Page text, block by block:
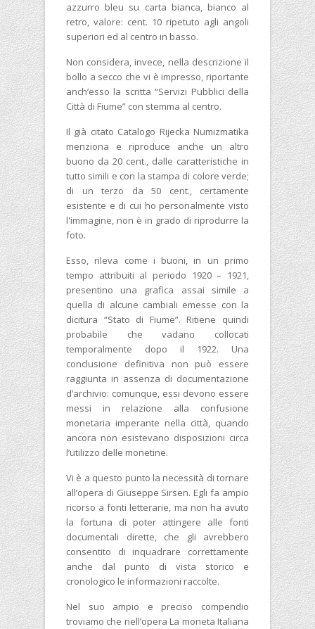
azzurro bleu su carta bianca, bianco al
retro, valore: cent. 10 ripetuto agli angoli
superiori ed al centro in basso.
Non considera, invece, nella descrizione il
bollo a secco che vi è impresso, riportante
anch’esso la scritta “Servizi Pubblici della
Città di Fiume” con stemma al centro.
Il già citato Catalogo Rijecka Numizmatika
menziona e riproduce anche un altro
buono da 20 cent., dalle caratteristiche in
tutto simili e con la stampa di colore verde;
di un terzo da 50 cent., certamente
esistente e di cui ho personalmente visto
l'immagine, non è in grado di riprodurre la
foto.
Esso, rileva come i buoni, in un primo
tempo attribuiti al periodo 1920 – 1921,
presentino una grafica assai simile a
quella di alcune cambiali emesse con la
dicitura “Stato di Fiume”. Ritiene quindi
probabile che vadano collocati
temporalmente dopo il 1922. Una
conclusione definitiva non può essere
raggiunta in assenza di documentazione
d’archivio: comunque, essi devono essere
messi in relazione alla confusione
monetaria imperante nella città, quando
ancora non esistevano disposizioni circa
l’utilizzo delle monetine.
Vi è a questo punto la necessità di tornare
all’opera di Giuseppe Sirsen. Egli fa ampio
ricorso a fonti letterarie, ma non ha avuto
la fortuna di poter attingere alle fonti
documentali dirette, che gli avrebbero
consentito di inquadrare correttamente
anche dal punto di vista storico e
cronologico le informazioni raccolte.
Nel suo ampio e preciso compendio
troviamo che nell’opera La moneta Italiana